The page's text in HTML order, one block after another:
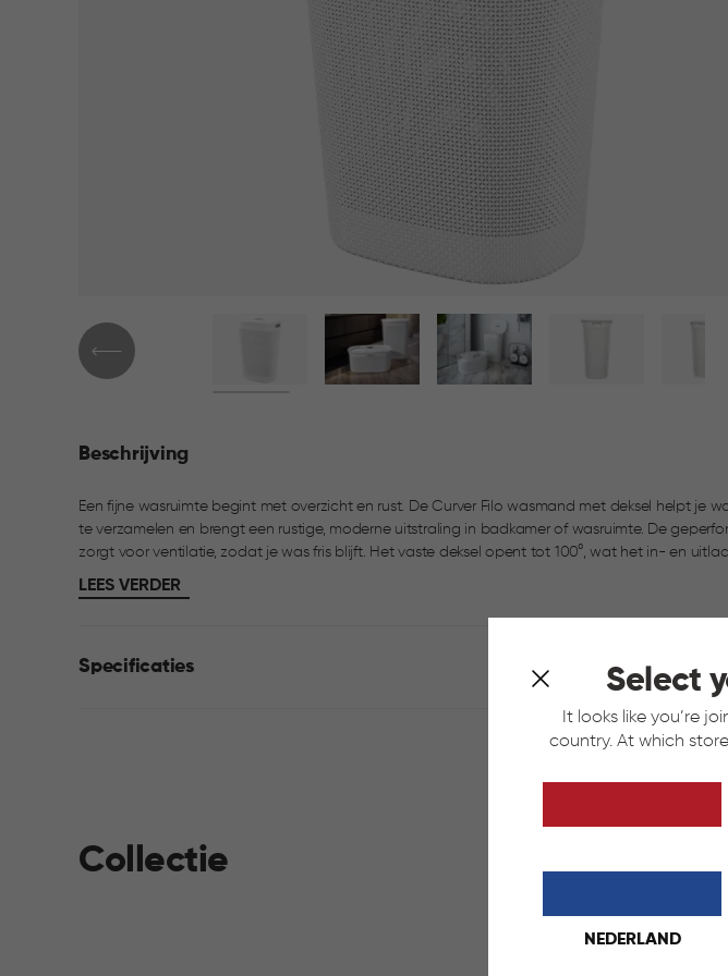
Select
It looks like you’re
country. At which
NEDERLAND
Beschrijving
Een fijne wasruimte begint met overzicht en rust. De Curver Filo wasmand met deksel helpt je
te verzamelen en brengt een rustige, moderne uitstraling in badkamer of wasruimte. De geperforeerde structuur
zorgt voor ventilatie, zodat je was fris blijft. Het vaste deksel opent tot 100°, wat het in- en
prettig maakt. Dankzij het neutrale kleurenpalet past de wasmand moeiteloos in elk interieur en
combineren met de Curver Filo heupwasmand 45L.
LEES VERDER
Specificaties
Collectie